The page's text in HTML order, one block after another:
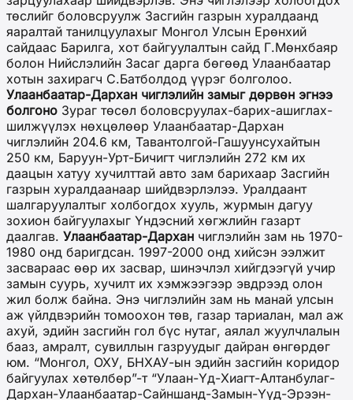
төслийг боловсруулж Засгийн газрын хуралдаанд
яаралтай танилцуулахыг Монгол Улсын Ерөнхий
сайдаас Барилга, хот байгуулалтын сайд Г.Мөнхбаяр
болон Нийслэлийн Засаг дарга бөгөөд Улаанбаатар
хотын захирагч С.Батболдод үүрэг болголоо.
Улаанбаатар-Дархан чиглэлийн замыг дөрвөн эгнээ
болгоно Зураг төсөл боловсруулах-барих-ашиглах-
шилжүүлэх нөхцөлөөр Улаанбаатар-Дархан
чиглэлийн 204.6 км, Тавантолгой-Гашуунсухайтын
250 км, Баруун-Урт-Бичигт чиглэлийн 272 км их
даацын хатуу хучилттай авто зам барихаар Засгийн
газрын хуралдаанаар шийдвэрлэлээ. Уралдаант
шалгаруулалтыг холбогдох хууль, журмын дагуу
зохион байгуулахыг Үндэсний хөгжлийн газарт
даалгав. Улаанбаатар-Дархан чиглэлийн зам нь 1970-
1980 онд баригдсан. 1997-2000 онд хийсэн ээлжит
засвараас өөр их засвар, шинэчлэл хийгдээгүй учир
замын суурь, хучилт их хэмжээгээр эвдрээд олон
жил болж байна. Энэ чиглэлийн зам нь манай улсын
аж үйлдвэрийн томоохон төв, газар тариалан, мал аж
ахуй, эдийн засгийн гол бүс нутаг, аялал жуулчлалын
бааз, амралт, сувиллын газруудыг дайран өнгөрдөг
юм. “Монгол, ОХУ, БНХАУ-ын эдийн засгийн коридор
байгуулах хөтөлбөр”-т “Улаан-Үд-Хиагт-Алтанбулаг-
Дархан-Улаанбаатар-Сайншанд-Замын-Үүд-Эрээн-